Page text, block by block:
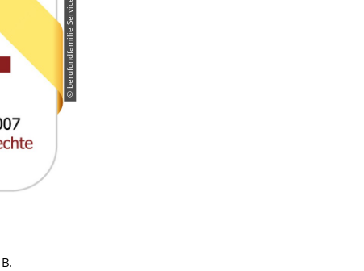
© berufundfamilie Service GmbH